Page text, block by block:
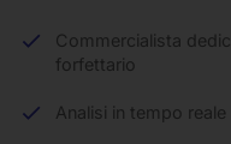
Commercialista
forfettario
Analisi in tempo